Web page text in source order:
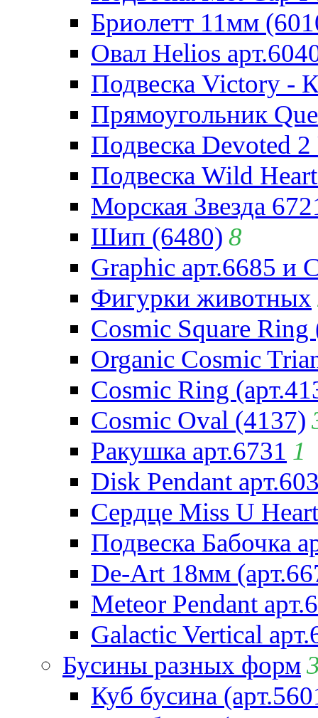
Бриолетт 11мм
Овал Helios
Подвеска Victory -
Прямоугольник
Подвеска Devoted
Подвеска Wild
Морская Звезда
Шип (6480) 8
Graphic арт.6685 и
Фигурки животных
Cosmic Square Ring
Organic Cosmic
Cosmic Ring
Cosmic Oval (4137)
Ракушка арт.6731 1
Disk Pendant
Сердце Miss U
Подвеска Бабочка
De-Art 18мм
Meteor Pendant
Galactic Vertical
Бусины разных форм
Куб бусина